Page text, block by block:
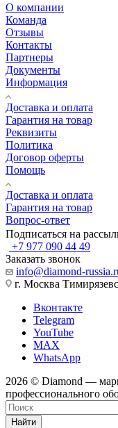
О компании
Команда
Отзывы
Контакты
Партнеры
Документы
Информация
Доставка и оплата
Гарантия на товар
Реквизиты
Политика
Договор оферты
Помощь
Доставка и оплата
Гарантия на товар
Вопрос-ответ
Подписаться на
+7 977 090 44 49
Заказать звонок
info@diamond-
г. Москва
Вконтакте
Telegram
YouTube
MAX
WhatsApp
2026 © Diamond —
профессионального
Найти